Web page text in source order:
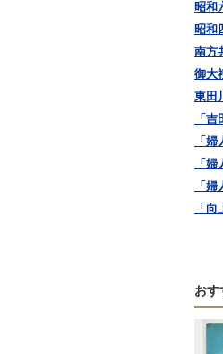
昭和
昭和
南方
御大
東田
「
「
「
「
「
おす